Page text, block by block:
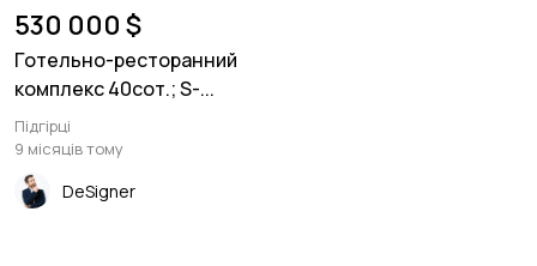
530 000 $
Готельно-ресторанний
комплекс 40сот.; S-...
Підгірці
9 місяців тому
DeSigner